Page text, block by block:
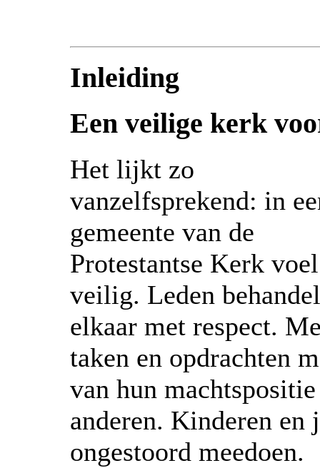
Inleiding
Een veilige kerk
Het lijkt zo
vanzelfsprekend: in
gemeente van de
Protestantse Kerk
veilig. Leden
elkaar met respect.
taken en opdrachten
van hun
anderen. Kinderen en
ongestoord meedoen.